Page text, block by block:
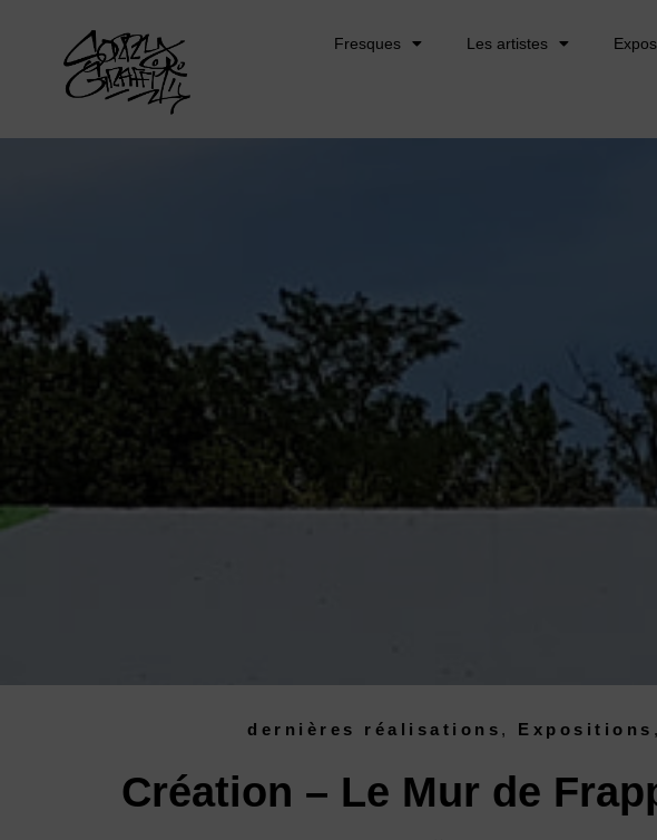
Fresques Les artistes
dernières réalisations , Expositions
Création – Le Mur de